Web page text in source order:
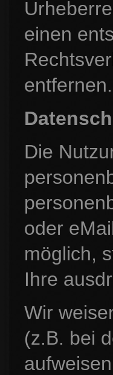
einen
entfernen.
Die
oder
möglich,
Ihre
Wir
(z.B. bei